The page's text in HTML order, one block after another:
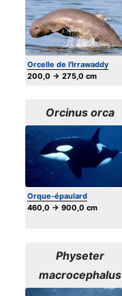
Orcelle de l'Irrawaddy
200,0 → 275,0 cm
Orcinus orca
Orque-épaulard
460,0 → 900,0 cm
Physeter
macrocephalus